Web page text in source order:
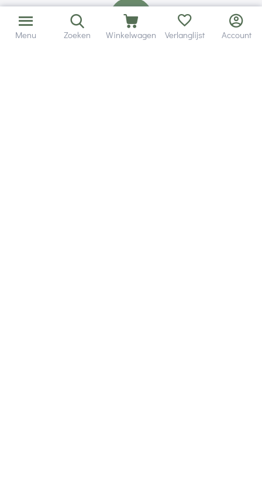
Menu Zoeken Winkelwagen Verlanglijst Account